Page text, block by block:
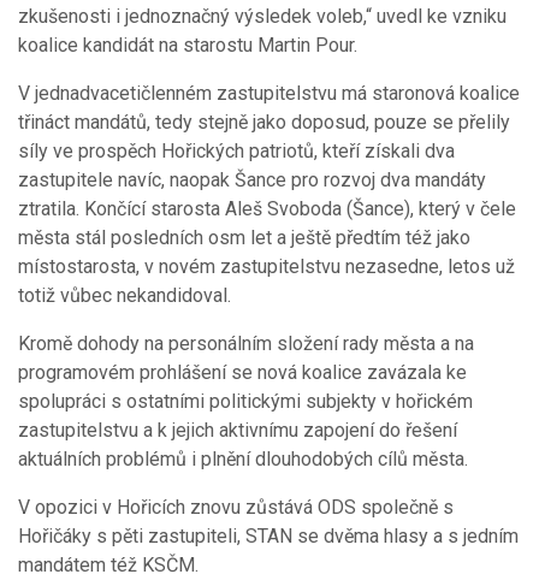
zkušenosti i jednoznačný výsledek voleb,“ uvedl ke vzniku
koalice kandidát na starostu Martin Pour.
V jednadvacetičlenném zastupitelstvu má staronová koalice
třináct mandátů, tedy stejně jako doposud, pouze se přelily
síly ve prospěch Hořických patriotů, kteří získali dva
zastupitele navíc, naopak Šance pro rozvoj dva mandáty
ztratila. Končící starosta Aleš Svoboda (Šance), který v čele
města stál posledních osm let a ještě předtím též jako
místostarosta, v novém zastupitelstvu nezasedne, letos už
totiž vůbec nekandidoval.
Kromě dohody na personálním složení rady města a na
programovém prohlášení se nová koalice zavázala ke
spolupráci s ostatními politickými subjekty v hořickém
zastupitelstvu a k jejich aktivnímu zapojení do řešení
aktuálních problémů i plnění dlouhodobých cílů města.
V opozici v Hořicích znovu zůstává ODS společně s
Hořičáky s pěti zastupiteli, STAN se dvěma hlasy a s jedním
mandátem též KSČM.